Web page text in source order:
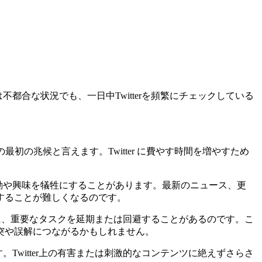
都合な状況でも、一日中Twitterを頻繁にチェックしている
初の兆候と言えます。Twitter に費やす時間を増やすため
興味を犠牲にすることがあります。最新のニュース、更
ことが難しくなるのです。
重要なタスクを延期または回避することがあるのです。こ
誤解につながるかもしれません。
Twitter上の有害または刺激的なコンテンツに絶えずさらさ